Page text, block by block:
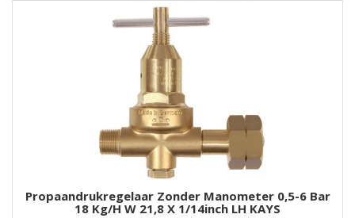
Propaandrukregelaar Zonder Manometer 0,5-6 Bar
18 Kg/h W 21,8 X 1/14inch LH KAYS